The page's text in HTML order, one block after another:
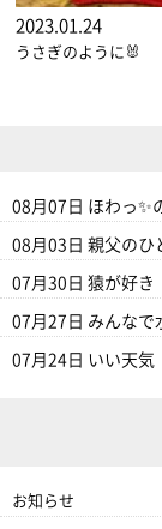
2023.01.24
うさぎのように🐰
08月07日 ほわっ✨
08月03日 親父のひ
07月30日 猿が好き
07月27日 みんなで
07月24日 いい天気
お知らせ